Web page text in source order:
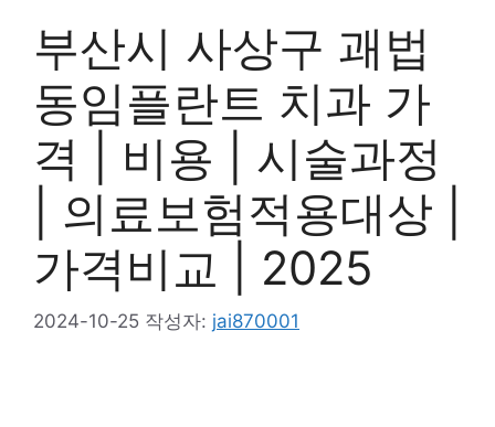
부산시 사상구 괘법
동임플란트 치과 가
격 | 비용 | 시술과정
| 의료보험적용대상 |
가격비교 | 2025
2024-10-25 작성자: jai870001